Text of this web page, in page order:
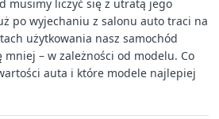
musimy liczyć się z utratą jego
po wyjechaniu z salonu auto traci na
użytkowania nasz samochód
mniej – w zależności od modelu. Co
auta i które modele najlepiej